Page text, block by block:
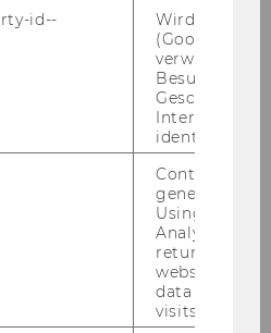
der
auch im Vergleich zur
des digitalen
zum Recht & Inklusion
innovativer
Künstlicher Intelligenz -
id--
Wird von
(Google Tag
verwendet,
Besucher
Geschlecht
Interessen zu
identifizieren.
Contains a
generated
Using this
Analytics can
returning
website and
data from
visits.